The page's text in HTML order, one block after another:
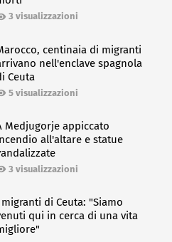
3 visualizzazioni
centinaia di migranti
nell'enclave spagnola
Ceuta
5 visualizzazioni
Medjugorje appiccato
all'altare e statue
3 visualizzazioni
migranti di Ceuta: "Siamo
qui in cerca di una vita